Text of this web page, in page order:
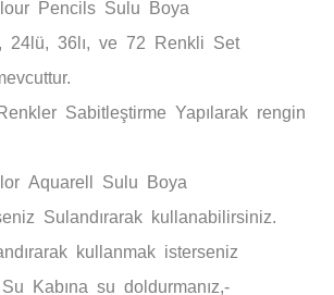
Pencils Sulu Boya
24lü, 36lı, ve 72 Renkli Set
Sabitleştirme Yapılarak rengin
Aquarell Sulu Boya
Sulandırarak kullanabilirsiniz.
kullanmak isterseniz
Su Kabına su doldurmanız,-